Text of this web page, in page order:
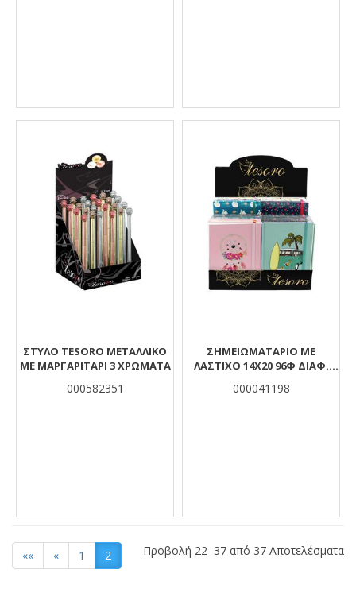
ΣΤΥΛΌ TESORO ΜΕΤΑΛΛΙΚΌ
ΜΕ ΜΑΡΓΑΡΙΤΆΡΙ 3 ΧΡΏΜΑΤΑ
000582351
ΣΗΜΕΙΩΜΑΤΑΡΙΟ ΜΕ
ΛΑΣΤΙΧΟ 14Χ20 96Φ ΔΙΑΦ.
000041198
«« « 1 2 Προβολή 22–37 από 37 Αποτελέσματα